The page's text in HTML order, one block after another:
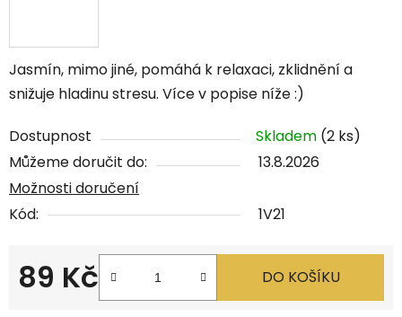
Jasmín, mimo jiné, pomáhá k relaxaci, zklidnění a
snižuje hladinu stresu. Více v popise níže :)
Dostupnost Skladem (2 ks)
Můžeme doručit do:
13.8.2026
Možnosti doručení
Kód:
1V21
89 Kč
Měrná cena:
DO KOŠÍKU